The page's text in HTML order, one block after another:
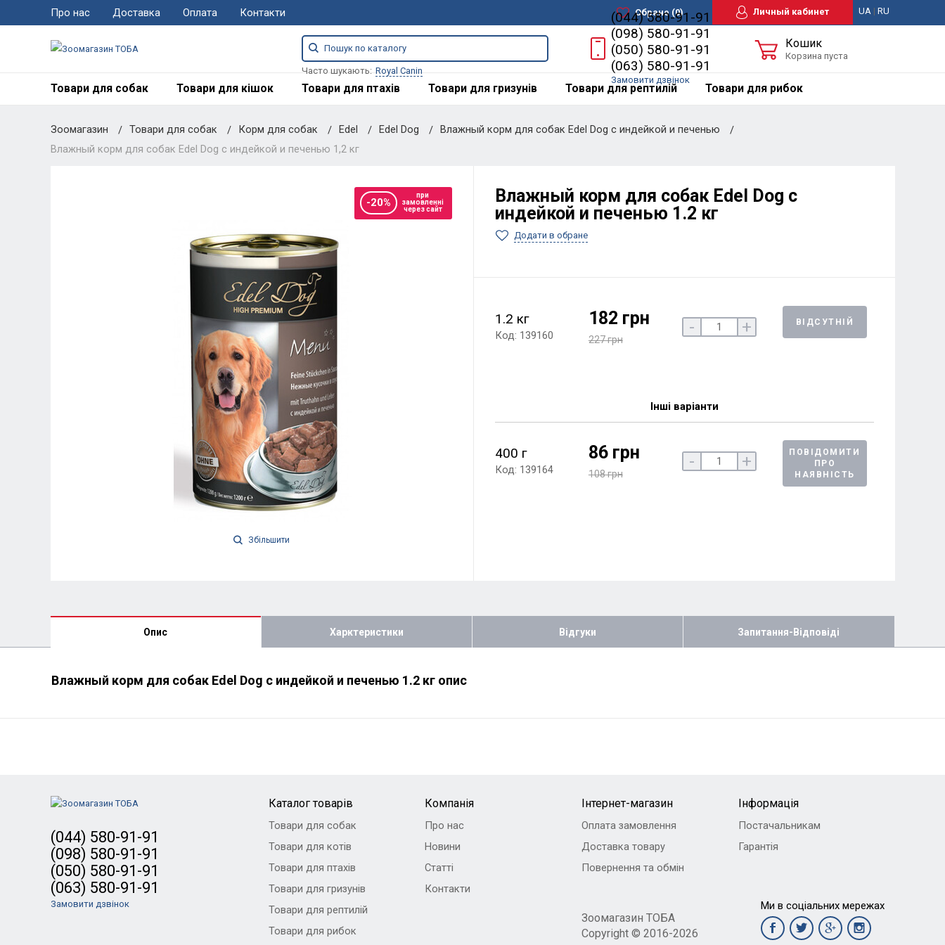
Про нас Доставка Оплата Контакти Обране(0) Личный кабинет UA| RU
Часто шукають: Royal Canin
(044) 580-91-91
(098) 580-91-91
(050) 580-91-91
(063) 580-91-91
Замовити дзвінок
Кошик
Корзина пуста
Товари для собак Товари для кішок Товари для птахів Товари для гризунів Товари для рептилій Товари для рибок
Зоомагазин Товари для собак Корм для собак Edel Edel Dog
Влажный корм для собак Edel Dog с индейкой и печенью
Влажный корм для собак Edel Dog с индейкой и печенью 1,2 кг
-20%
при
замовленні
через сайт
Збільшити
Влажный корм для собак Edel Dog с
индейкой и печенью 1.2 кг
Додати в обране
1.2 кг
Код: 139160
182 грн
227 грн
- + ВІДСУТНІЙ
Інші варіанти
400 г
Код: 139164
86 грн
108 грн
- +
ПОВІДОМИТИ
ПРО
НАЯВНІСТЬ
Опис Харктеристики Відгуки Запитання-Відповіді
Влажный корм для собак Edel Dog с индейкой и печенью 1.2 кг опис
(044) 580-91-91
(098) 580-91-91
(050) 580-91-91
(063) 580-91-91
Замовити дзвінок
Каталог товарів
Товари для собак
Товари для котів
Товари для птахів
Товари для гризунів
Товари для рептилій
Товари для рибок
Компанія
Про нас
Новини
Статті
Контакти
Інтернет-магазин
Оплата замовлення
Доставка товару
Повернення та обмін
Зоомагазин ТОБА
Copyright © 2016-2026
Інформація
Постачальникам
Гарантія
Ми в соціальних мережах